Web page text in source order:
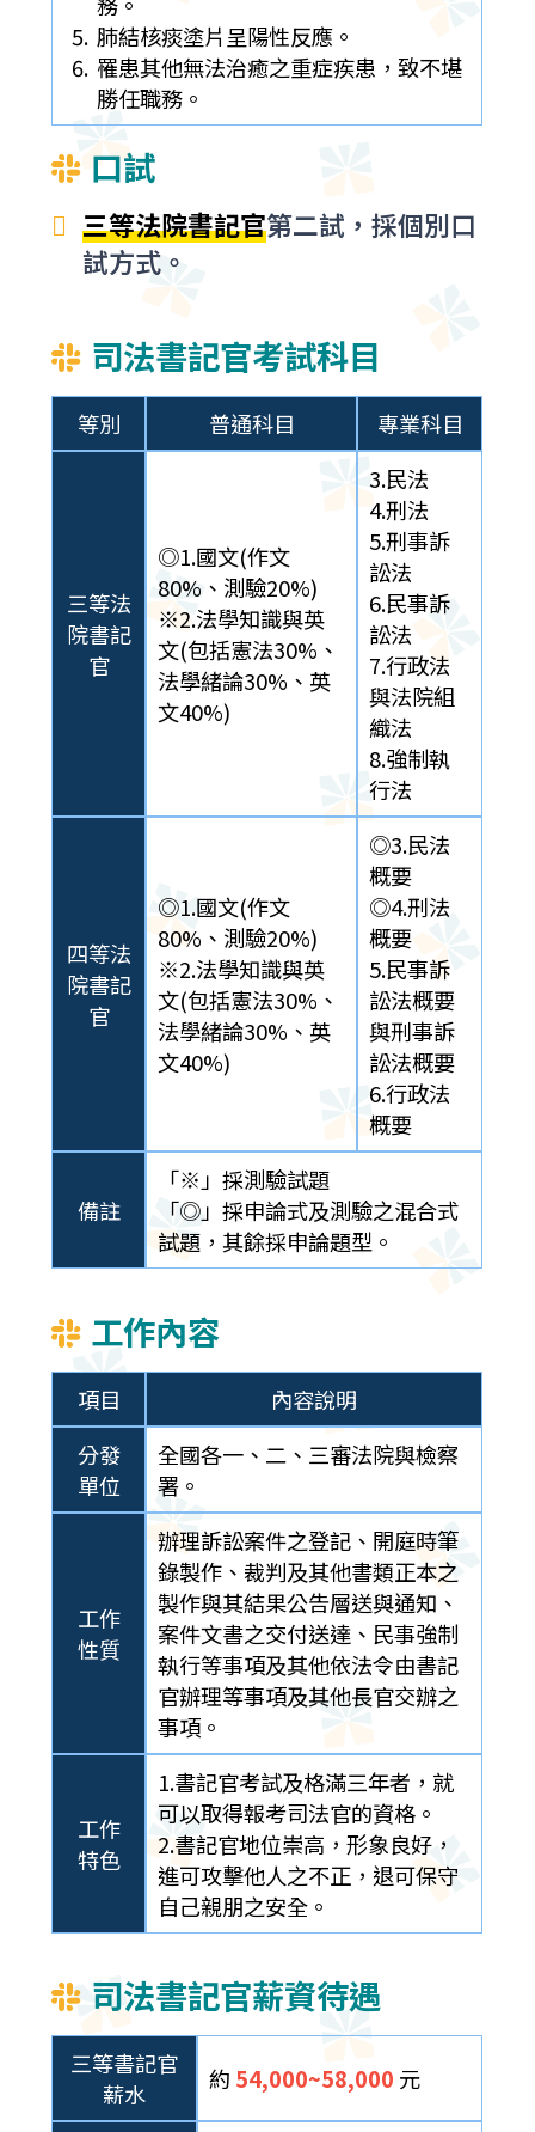
肺結核痰塗片呈陽性反應。
罹患其他無法治癒之重症疾患，致不堪
勝任職務。
口試
三等法院書記官第二試，採個別口
試方式。
司法書記官考試科目
等別 普通科目 專業科目
三等法
院書記
官
◎1.國文(作文
80%、測驗20%)
※2.法學知識與英
文(包括憲法30%、
法學緒論30%、英
文40%)
3.民法
4.刑法
5.刑事訴
訟法
6.民事訴
訟法
7.行政法
與法院組
織法
8.強制執
行法
四等法
院書記
官
◎1.國文(作文
80%、測驗20%)
※2.法學知識與英
文(包括憲法30%、
法學緒論30%、英
文40%)
◎3.民法
概要
◎4.刑法
概要
5.民事訴
訟法概要
與刑事訴
訟法概要
6.行政法
概要
備註
「※」採測驗試題
「◎」採申論式及測驗之混合式
試題，其餘採申論題型。
工作內容
項目
內容說明
分發
單位
全國各一、二、三審法院與檢察
署。
工作
性質
辦理訴訟案件之登記、開庭時筆
錄製作、裁判及其他書類正本之
製作與其結果公告層送與通知、
案件文書之交付送達、民事強制
執行等事項及其他依法令由書記
官辦理等事項及其他長官交辦之
事項。
工作
特色
1.書記官考試及格滿三年者，就
可以取得報考司法官的資格。
2.書記官地位崇高，形象良好，
進可攻擊他人之不正，退可保守
自己親朋之安全。
司法書記官薪資待遇
三等書記官
薪水
約 54,000~58,000 元